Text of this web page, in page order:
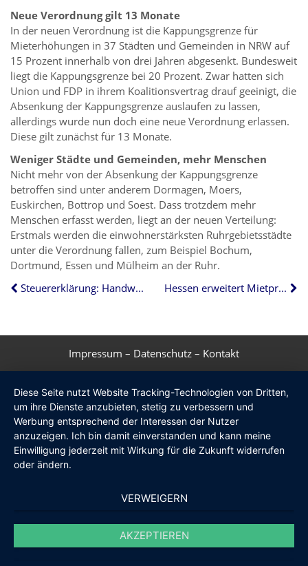
Neue Verordnung gilt 13 Monate
In der neuen Verordnung ist die Kappungsgrenze für
Mieterhöhungen in 37 Städten und Gemeinden in NRW auf
15 Prozent innerhalb von drei Jahren abgesenkt. Bundesweit
liegt die Kappungsgrenze bei 20 Prozent. Zwar hatten sich
Union und FDP in ihrem Koalitionsvertrag drauf geeinigt, die
Absenkung der Kappungsgrenze auslaufen zu lassen,
allerdings wurde nun doch eine neue Verordnung erlassen.
Diese gilt zunächst für 13 Monate.
Weniger Städte und Gemeinden, mehr Menschen
Nicht mehr von der Absenkung der Kappungsgrenze
betroffen sind unter anderem Dormagen, Moers,
Euskirchen, Bottrop und Soest. Dass trotzdem mehr
Menschen erfasst werden, liegt an der neuen Verteilung:
Erstmals werden die einwohnerstärksten Ruhrgebietsstädte
unter die Verordnung fallen, zum Beispiel Bochum,
Dortmund, Essen und Mülheim an der Ruhr.
Steuererklärung: Handwerkerrechnungen nicht vergessen
Hessen erweitert Mietpreisbremse
Impressum – Datenschutz – Kontakt
Diese Seite nutzt Website Tracking-Technologien von Dritten,
um ihre Dienste anzubieten, stetig zu verbessern und
Werbung entsprechend der Interessen der Nutzer
anzuzeigen. Ich bin damit einverstanden und kann meine
Einwilligung jederzeit mit Wirkung für die Zukunft widerrufen
oder ändern.
VERWEIGERN
AKZEPTIEREN